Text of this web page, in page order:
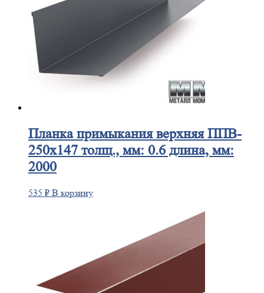
Планкапримыкания верхняя ППВ-
250х147 толщ., мм: 0.6 длина, мм:
2000
535 ₽ В корзину